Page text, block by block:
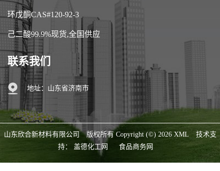
环戊酮CAS#120-92-3
己二酸99.9%现货,全国供应
联系我们
地址：山东省济南市
山东欣合新材料有限公司 版权所有 Copyright (©) 2026XML
技术支
持： 盖德化工网 食品商务网